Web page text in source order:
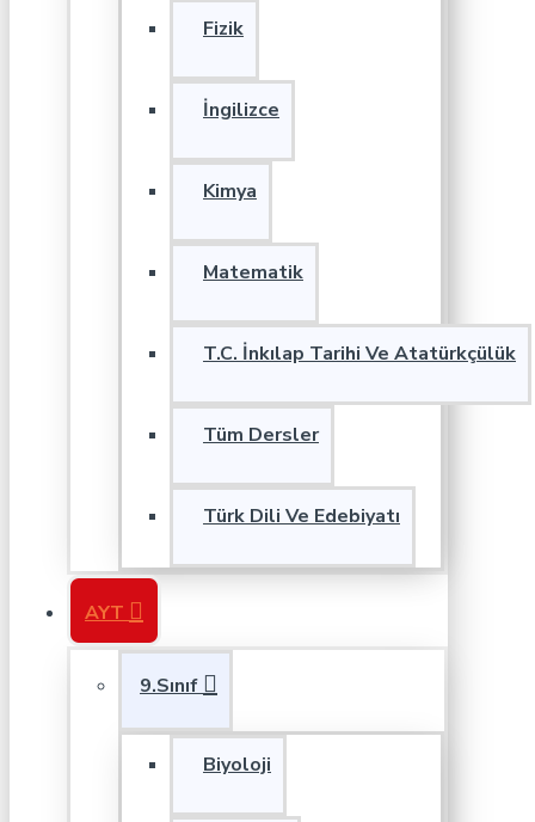
Fizik
İngilizce
Kimya
Matematik
T.C. İnkılap Tarihi Ve Atatürkçülük
Tüm Dersler
Türk Dili Ve Edebiyatı
AYT
9.Sınıf
Biyoloji